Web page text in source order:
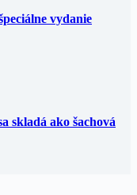
vydanie
skladá ako šachová